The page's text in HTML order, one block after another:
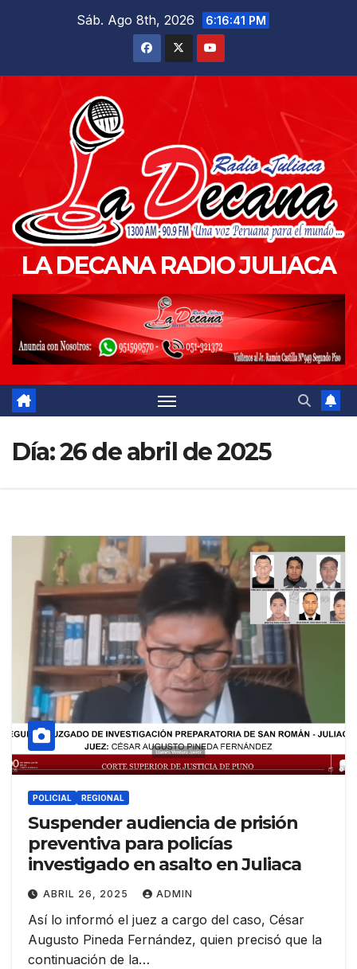
Sáb. Ago 8th, 2026 6:16:43 PM
LA DECANA RADIO JULIACA
Día:26 de abril de 2025
POLICIAL REGIONAL
Suspender audiencia de prisión
preventiva para policías
investigado en asalto en Juliaca
ABRIL 26, 2025 ADMIN
Así lo informó el juez a cargo del caso, César
Augusto Pineda Fernández, quien precisó que la
continuación de la…